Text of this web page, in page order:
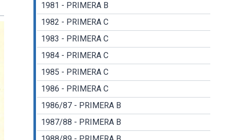
1981 - PRIMERA B
1982 - PRIMERA C
1983 - PRIMERA C
1984 - PRIMERA C
1985 - PRIMERA C
1986 - PRIMERA C
1986/87 - PRIMERA B
1987/88 - PRIMERA B